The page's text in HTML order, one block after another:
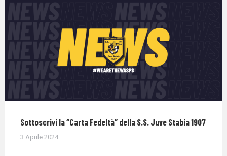
Sottoscrivi la “Carta Fedeltà” della S.S. Juve Stabia 1907
3 Aprile 2024